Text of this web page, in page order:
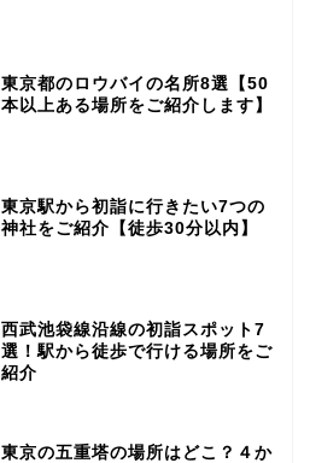
東京都のロウバイの名所8選【50
本以上ある場所をご紹介します】
東京駅から初詣に行きたい7つの
神社をご紹介【徒歩30分以内】
西武池袋線沿線の初詣スポット7
選！駅から徒歩で行ける場所をご
紹介
東京の五重塔の場所はどこ？４か